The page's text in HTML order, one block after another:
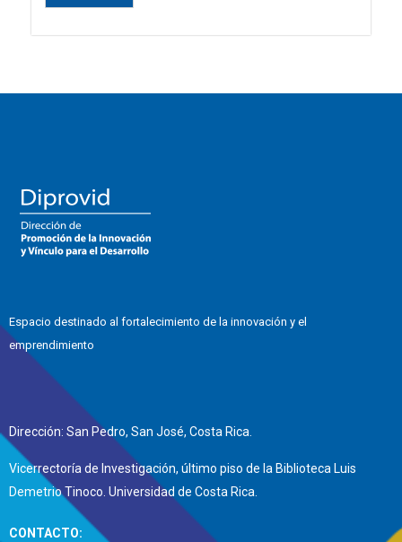
Espacio destinado al fortalecimiento de la innovación y el
emprendimiento
Dirección: San Pedro, San José, Costa Rica.
Vicerrectoría de Investigación, último piso de la Biblioteca Luis
Demetrio Tinoco. Universidad de Costa Rica.
CONTACTO: